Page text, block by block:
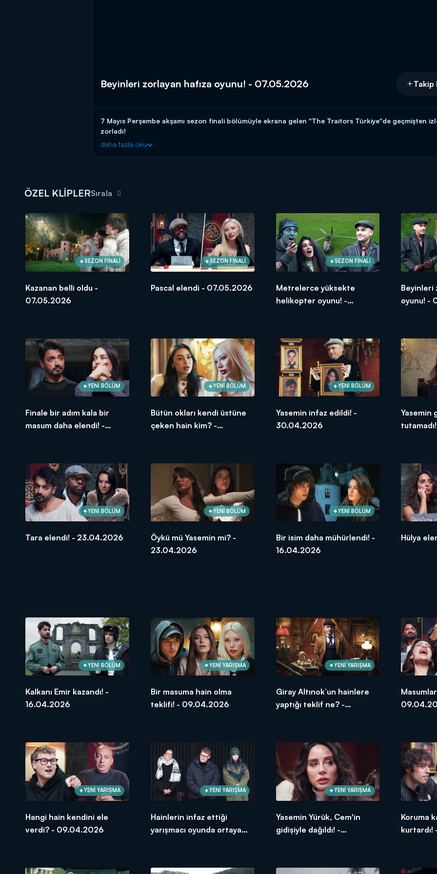
Beyinleri zorlayan hafıza oyunu! - 07.05.2026 Takip
7 Mayıs Perşembe akşamı sezon finali bölümüyle ekrana gelen "The Traitors Türkiye"de geçmişten
zorladı!
Giray Altınok'un sunumuyla "The Traitors Türkiye" Sezon Finali bölümüyle Perşembe 21.45'te Kanal
daha fazla oku
ÖZEL KLİPLERSırala
SEZON FİNALİ
Kazanan belli oldu -
07.05.2026
SEZON FİNALİ
Pascal elendi - 07.05.2026
SEZON FİNALİ
Metrelerce yüksekte
helikopter oyunu! -
Beyinleri
oyunu! -
YENİ BÖLÜM
Finale bir adım kala bir
masum daha elendi! -
YENİ BÖLÜM
Bütün okları kendi üstüne
çeken hain kim? -
YENİ BÖLÜM
Yasemin infaz edildi! -
30.04.2026
Yasemin
YENİ BÖLÜM
Tara elendi! - 23.04.2026
YENİ BÖLÜM
Öykü mü Yasemin mi? -
23.04.2026
YENİ BÖLÜM
Bir isim daha mühürlendi! -
16.04.2026
Hülya
YENİ BÖLÜM
Kalkanı Emir kazandı! -
16.04.2026
YENİ YARIŞMA
Bir masuma hain olma
teklifi! - 09.04.2026
YENİ YARIŞMA
Giray Altınok’un hainlere
yaptığı teklif ne? -
YENİ YARIŞMA
Hangi hain kendini ele
verdi? - 09.04.2026
YENİ YARIŞMA
Hainlerin infaz ettiği
yarışmacı oyunda ortaya
YENİ YARIŞMA
Yasemin Yürük, Cem'in
gidişiyle dağıldı! -
Koruma